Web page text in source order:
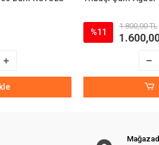
%11
1.800,00 TL